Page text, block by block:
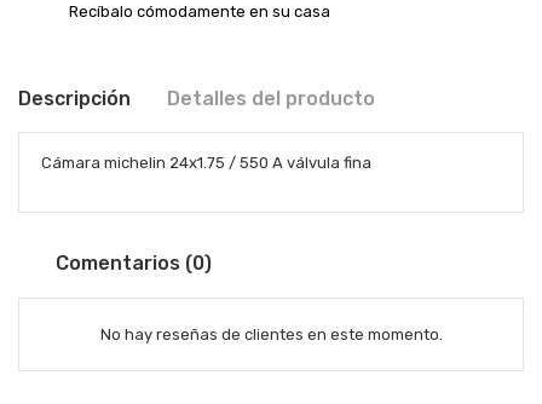
Recíbalo cómodamente en su casa
Descripción Detalles del producto
Cámara michelin 24x1.75 / 550 A válvula fina
Comentarios (0)
No hay reseñas de clientes en este momento.